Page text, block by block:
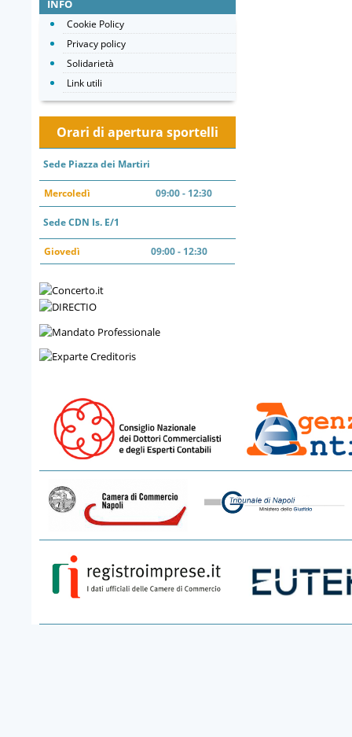
INFO
Cookie Policy
Privacy policy
Solidarietà
Link utili
Orari di apertura sportelli
Sede Piazza dei Martiri
Mercoledì 09:00 - 12:30
Sede CDN Is. E/1
Giovedì 09:00 - 12:30